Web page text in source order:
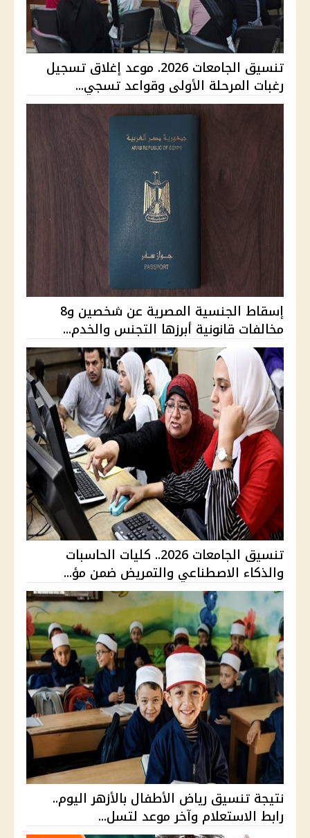
تنسيق الجامعات 2026. موعد إغلاق تسجيل
رغبات المرحلة الأولى وقواعد تسجي...
إسقاط الجنسية المصرية عن شخصين و8
مخالفات قانونية أبرزها التجنس والخدم...
تنسيق الجامعات 2026.. كليات الحاسبات
والذكاء الاصطناعي والتمريض ضمن مؤ...
نتيجة تنسيق رياض الأطفال بالأزهر اليوم..
رابط الاستعلام وآخر موعد لتسل...